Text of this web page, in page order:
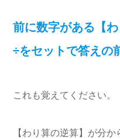
前に数字がある【
÷をセットで答えの
これも覚えてください。
【わり算の逆算】が分